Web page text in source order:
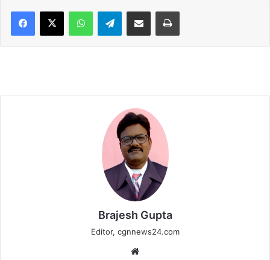
WhatsAppTelegramShare via Email Print
Brajesh Gupta
Editor, cgnnews24.com